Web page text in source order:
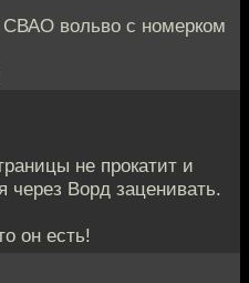
вольво с номерком
не прокатит и
через Ворд заценивать.
он есть!